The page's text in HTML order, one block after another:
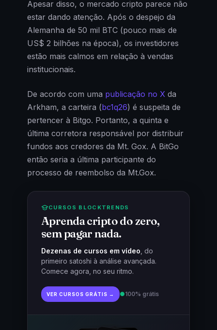
Apesar disso, o mercado cripto parece não
estar dando atenção. Após o despejo da
Alemanha de 50 mil BTC (pouco mais de
US$ 2 bilhões na época), os investidores
estão mais calmos em relação à vendas
institucionais.
De acordo com uma publicação no X da
Arkham, a carteira (bc1q26) é suspeita de
pertencer à Bitgo. Portanto, a quinta e
última corretora responsável por distribuir
fundos aos credores da Mt. Gox. A BitGo
então seria a última participante do
processo de reembolso da Mt.Gox.
CURSOS BLOCKTRENDS
Aprenda cripto do zero,
sem pagar nada.
Dezenas de cursos em vídeo , do
primeiro satoshi à análise avançada.
Comece agora, no seu ritmo.
VER CURSOS GRÁTIS → ●100% grátis